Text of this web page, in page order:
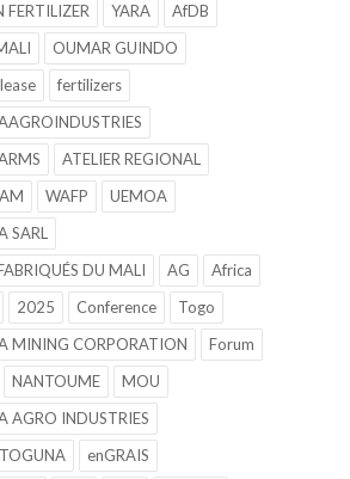
FERTILIZER
YARA
AfDB
OUMAR GUINDO
fertilizers
ATELIER REGIONAL
WAFP
UEMOA
SARL
DU MALI
AG
Africa
2025 Conference
Togo
MINING CORPORATION
Forum
NANTOUME
MOU
AGRO INDUSTRIES
enGRAIS